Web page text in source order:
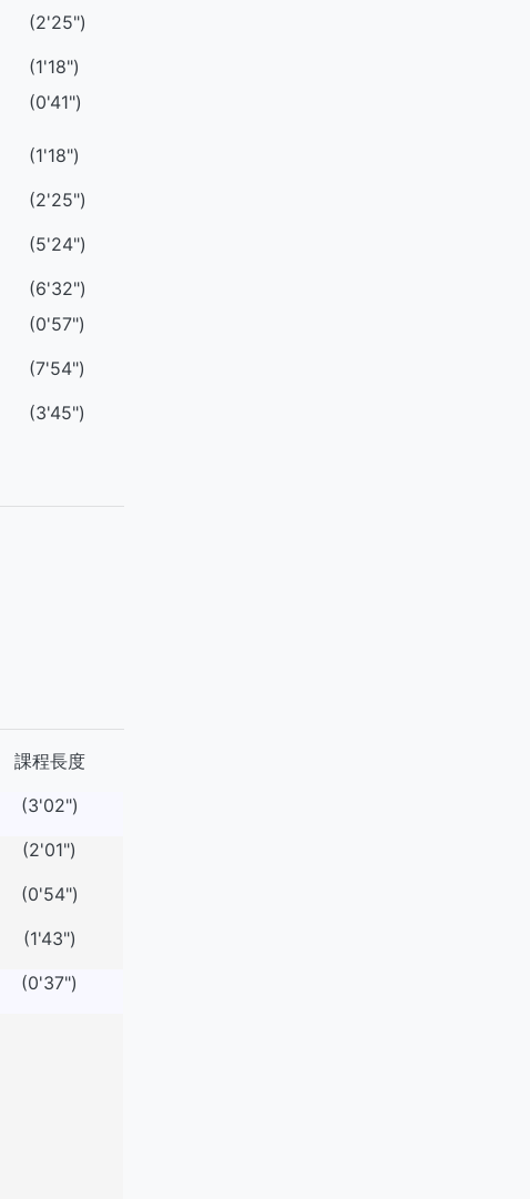
(2'25")
(1'18")
(0'41")
(1'18")
(2'25")
(5'24")
(6'32")
(0'57")
(7'54")
(3'45")
課程長度
(3'02")
(2'01")
(0'54")
(1'43")
(0'37")